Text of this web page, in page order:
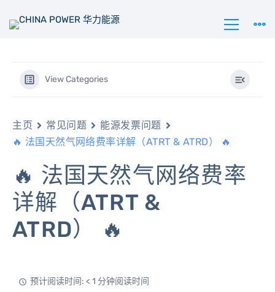
View Categories
主页 常见问题
能源发票问题
🔥 法国天然气网络费率详解（ATRT & ATRD） 🔥
🔥 法国天然气网络费率
详解（ATRT &
ATRD） 🔥
预计阅读时间: < 1 分钟阅读时间